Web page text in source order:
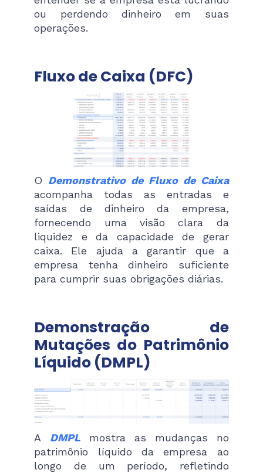
ou perdendo dinheiro em suas
operações.
Fluxo de Caixa (DFC)
O Demonstrativo de Fluxo de Caixa
acompanha todas as entradas e
saídas de dinheiro da empresa,
fornecendo uma visão clara da
liquidez e da capacidade de gerar
caixa. Ele ajuda a garantir que a
empresa tenha dinheiro suficiente
para cumprir suas obrigações diárias.
Demonstração de
Mutações do Patrimônio
Líquido (DMPL)
A DMPL mostra as mudanças no
patrimônio líquido da empresa ao
longo de um período, refletindo